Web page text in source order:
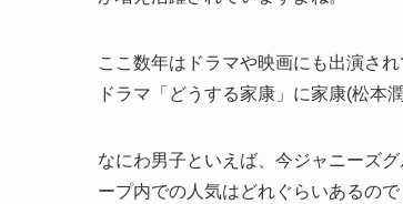
ここ数年はドラマや映画にも出演さ
ドラマ「どうする家康」に家康(松本
なにわ男子といえば、今ジャニーズ
ープ内での人気はどれぐらいあるので